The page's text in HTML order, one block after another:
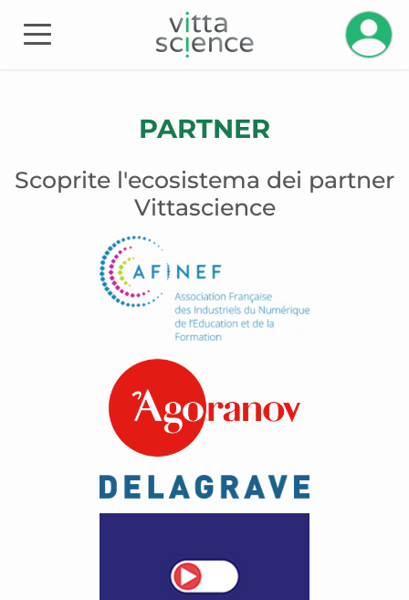
PARTNER
Scoprite l'ecosistema dei partner
Vittascience